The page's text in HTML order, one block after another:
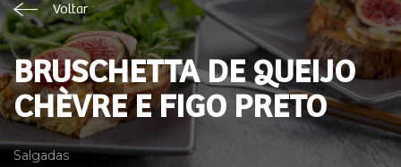
Voltar
BRUSCHETTA DE QUEIJO
CHÈVRE E FIGO PRETO
Salgadas